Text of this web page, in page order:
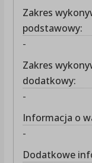
Zakres
podstawowy:
-
Zakres
dodatkowy:
-
Informacja o
-
Dodatkowe